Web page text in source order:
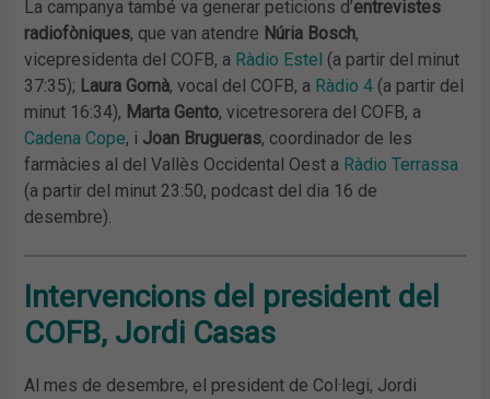
La campanya també va generar peticions d’entrevistes
radiofòniques, que van atendre Núria Bosch,
vicepresidenta del COFB, a Ràdio Estel (a partir del minut
37:35); Laura Gomà, vocal del COFB, a Ràdio 4 (a partir del
minut 16:34), Marta Gento, vicetresorera del COFB, a
Cadena Cope, i Joan Brugueras, coordinador de les
farmàcies al del Vallès Occidental Oest a Ràdio Terrassa
(a partir del minut 23:50, podcast del dia 16 de
desembre).
Intervencions del president del
COFB, Jordi Casas
Al mes de desembre, el president de Col·legi, Jordi